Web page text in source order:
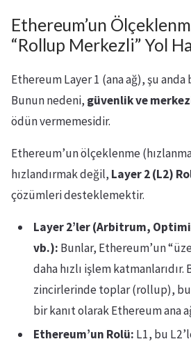
Ethereum’un
“Rollup Merkezli” Yol
Ethereum Layer 1 (ana ağ), şu anda
Bunun nedeni, güvenlik ve
ödün vermemesidir.
Ethereum’un ölçeklenme
hızlandırmak değil, Layer 2 (L2)
çözümleri desteklemektir.
Layer 2’ler (Arbitrum,
vb.): Bunlar, Ethereum’un
daha hızlı işlem
zincirlerinde toplar (rollup),
bir kanıt olarak Ethereum ana
Ethereum’un Rolü: L1, bu